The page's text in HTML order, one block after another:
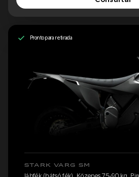
Pronto para retirada
STARK VARG SM